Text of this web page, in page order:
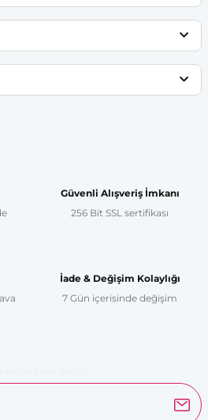
yorumu siz yapın!
veya görüntülenemiyor.
daha pahalı.
Güvenli Alışveriş İmkanı
256 Bit SSL sertifikası
İade & Değişim Kolaylığı
7 Gün içerisinde değişim